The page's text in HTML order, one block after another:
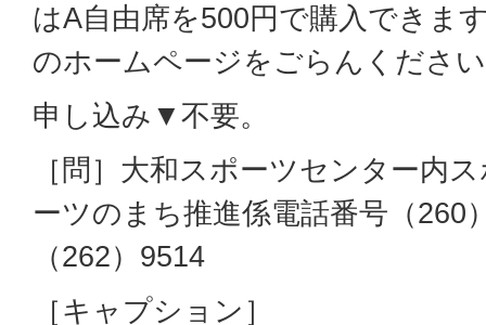
はA自由席を500円で購入できま
のホームページをごらんくださ
申し込み▼不要。
［問］大和スポーツセンター内
ーツのまち推進係電話番号（260
（262）9514
［キャプション］